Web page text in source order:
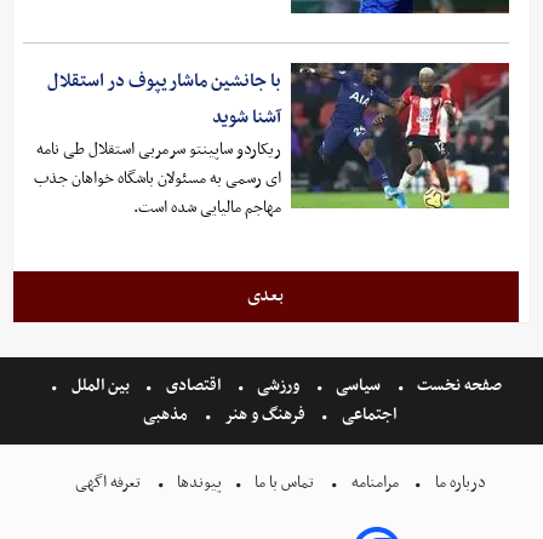
با جانشین ماشاریپوف در استقلال
آشنا شوید
ریکاردو ساپینتو سرمربی استقلال طی نامه
ای رسمی به مسئولان باشگاه خواهان جذب
مهاجم مالیایی شده است.
بعدی
صفحه نخست سیاسی ورزشی اقتصادی
بین الملل
اجتماعی
فرهنگ و هنر مذهبی
درباره ما مرامنامه تماس با ما پیوندها تعرفه اگهی